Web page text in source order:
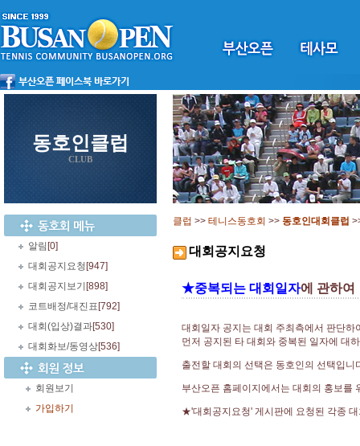
동호인클럽
CLUB
알림 [0]
대회공지요청 [947]
대회공지보기 [898]
코트배정/대진표 [792]
대회(입상)결과[530]
대회화보/동영상[536]
회원보기
가입하기
클럽 >> 테니스동호회 >> 동호인대회클럽
대회공지요청
★중복되는 대회일자에 관하여
대회일자 공지는 대회 주최측에서 판단하
먼저 공지된 타 대회와 중복된 일자에 대
출전할 대회의 선택은 동호인의 선택입니
부산오픈 홈페이지에서는 대회의 홍보를
★'대회공지요청' 게시판에 요청된 각종